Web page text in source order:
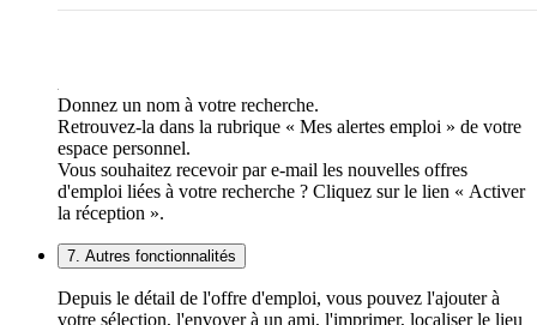
Donnez un nom à votre recherche.
Retrouvez-la dans la rubrique « Mes alertes emploi » de votre
espace personnel.
Vous souhaitez recevoir par e-mail les nouvelles offres
d'emploi liées à votre recherche ? Cliquez sur le lien « Activer
la réception ».
7. Autres fonctionnalités
Depuis le détail de l'offre d'emploi, vous pouvez l'ajouter à
votre sélection, l'envoyer à un ami, l'imprimer, localiser le lieu